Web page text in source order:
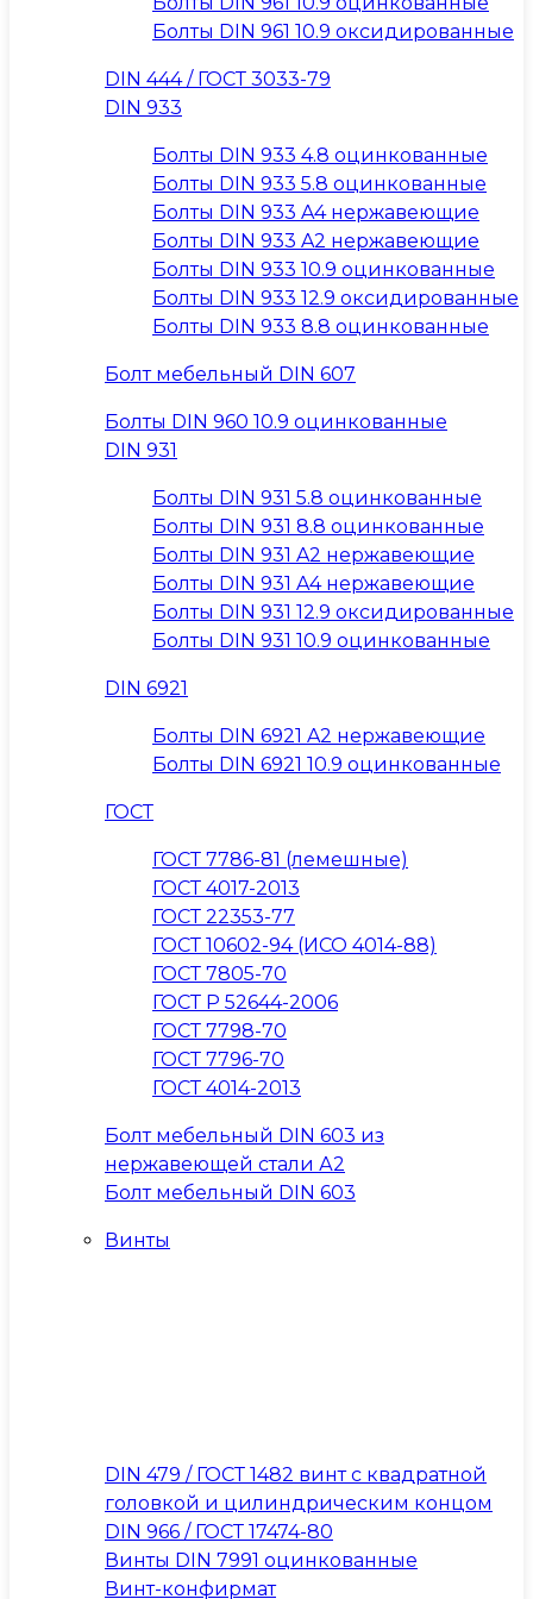
Болты DIN 961 10.9 оксидированные
DIN 444 / ГОСТ 3033-79
DIN 933
Болты DIN 933 4.8 оцинкованные
Болты DIN 933 5.8 оцинкованные
Болты DIN 933 A4 нержавеющие
Болты DIN 933 A2 нержавеющие
Болты DIN 933 10.9 оцинкованные
Болты DIN 933 12.9 оксидированные
Болты DIN 933 8.8 оцинкованные
Болт мебельный DIN 607
Болты DIN 960 10.9 оцинкованные
DIN 931
Болты DIN 931 5.8 оцинкованные
Болты DIN 931 8.8 оцинкованные
Болты DIN 931 A2 нержавеющие
Болты DIN 931 A4 нержавеющие
Болты DIN 931 12.9 оксидированные
Болты DIN 931 10.9 оцинкованные
DIN 6921
Болты DIN 6921 A2 нержавеющие
Болты DIN 6921 10.9 оцинкованные
ГОСТ
ГОСТ 7786-81 (лемешные)
ГОСТ 4017-2013
ГОСТ 22353-77
ГОСТ 10602-94 (ИСО 4014-88)
ГОСТ 7805-70
ГОСТ Р 52644-2006
ГОСТ 7798-70
ГОСТ 7796-70
ГОСТ 4014-2013
Болт мебельный DIN 603 из
нержавеющей стали А2
Болт мебельный DIN 603
Винты
DIN 479 / ГОСТ 1482 винт с квадратной
головкой и цилиндрическим концом
DIN 966 / ГОСТ 17474-80
Винты DIN 7991 оцинкованные
Винт-конфирмат